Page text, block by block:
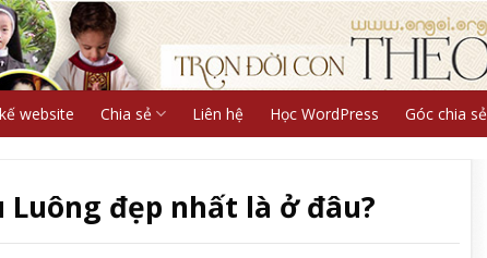
website Chia sẻ Liên hệ Học WordPress Góc chia sẻ
đẹp nhất là ở đâu?